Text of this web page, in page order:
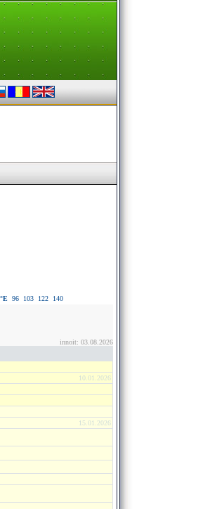
°E 96 103 122 140
innoit: 03.08.2026
10.01.2026
15.01.2026